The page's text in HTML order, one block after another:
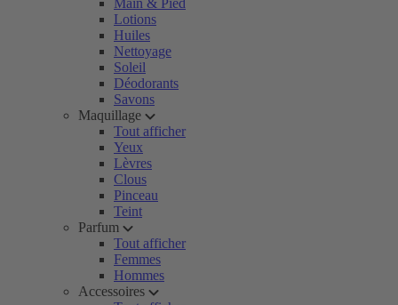
Main & Pied
Lotions
Huiles
Nettoyage
Soleil
Déodorants
Savons
Maquillage
Tout afficher
Yeux
Lèvres
Clous
Pinceau
Teint
Parfum
Tout afficher
Femmes
Hommes
Accessoires